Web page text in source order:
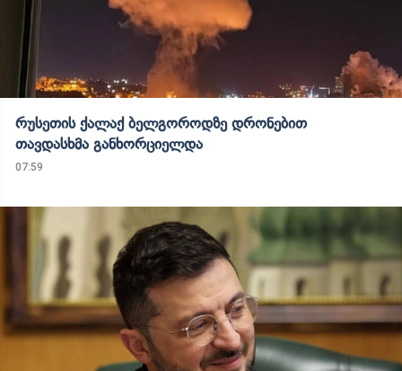
რუსეთის ქალაქ ბელგოროდზე დრონებით
თავდასხმა განხორციელდა
07:59